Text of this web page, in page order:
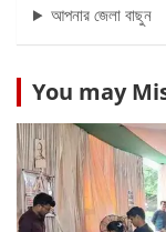
আপনার জেলা বাছুন
You may